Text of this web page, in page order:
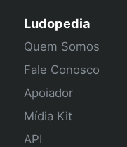
Ludopedia
Quem Somos
Fale Conosco
Apoiador
Mídia Kit
API